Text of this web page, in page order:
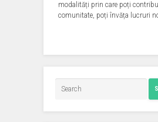
modalități prin care poți
comunitate, poți învăța lucruri